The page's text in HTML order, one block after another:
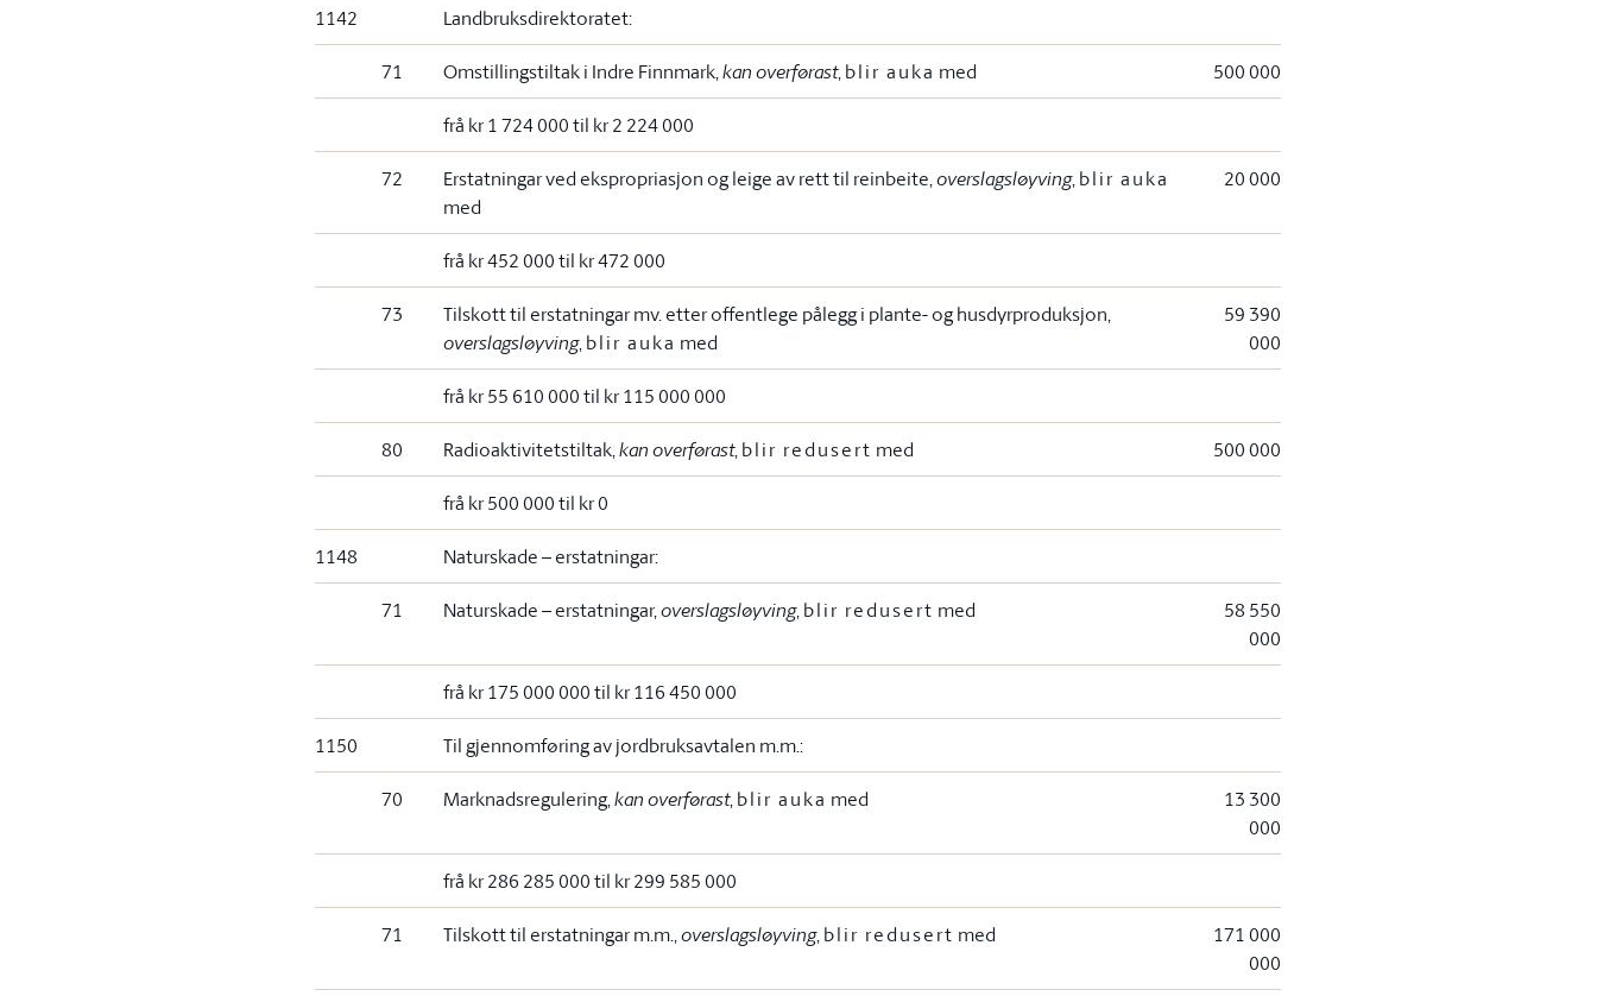
1142 Landbruksdirektoratet:
71 Omstillingstiltak i Indre Finnmark,kan overførast,blir auka med 500 000
frå kr 1 724 000 til kr 2 224 000
72 Erstatningar ved ekspropriasjon og leige av rett til reinbeite,overslagsløyving,blir auka
med
20 000
frå kr 452 000 til kr 472 000
73
Tilskott til erstatningar mv. etter offentlege pålegg i plante- og husdyrproduksjon,
overslagsløyving,blir auka med
59 390
000
frå kr 55 610 000 til kr 115 000 000
80 Radioaktivitetstiltak,kan overførast,blir redusert med 500 000
frå kr 500 000 til kr 0
1148 Naturskade – erstatningar:
71 Naturskade – erstatningar,overslagsløyving,blir redusert med
58 550
000
frå kr 175 000 000 til kr 116 450 000
1150 Til gjennomføring av jordbruksavtalen m.m.:
70 Marknadsregulering,kan overførast,blir auka med
13 300
000
frå kr 286 285 000 til kr 299 585 000
71 Tilskott til erstatningar m.m.,overslagsløyving,blir redusert med
171 000
000